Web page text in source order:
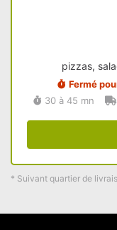
pizzas,
Fermé
30 à 45 mn
* Suivant quartier de